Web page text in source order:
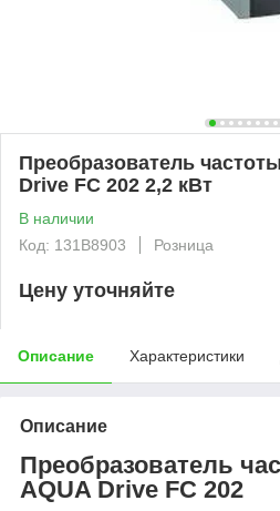
Преобразователь
Drive FC 202 2,2 кВт
В наличии
Код: 131B8903
Розница
Цену уточняйте
Описание Характеристики
Описание
Преобразователь
AQUA Drive FC 202